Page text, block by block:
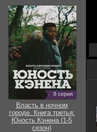
8 серия
Власть в ночном
городе. Книга третья:
Юность Кэнена (1-5
сезон)